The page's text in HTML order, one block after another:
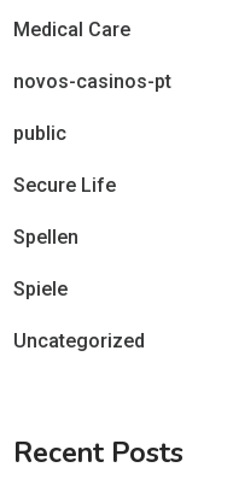
Medical Care
novos-casinos-pt
public
Secure Life
Spellen
Spiele
Uncategorized
Recent Posts